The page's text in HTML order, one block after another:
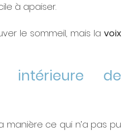
à apaiser.
le sommeil, mais la voix
intérieure de
manière ce qui n’a pas pu